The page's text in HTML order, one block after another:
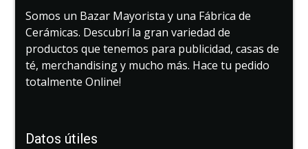
Somos un Bazar Mayorista y una Fábrica de
Cerámicas. Descubrí la gran variedad de
productos que tenemos para publicidad, casas de
té, merchandising y mucho más. Hace tu pedido
totalmente Online!
Datos útiles